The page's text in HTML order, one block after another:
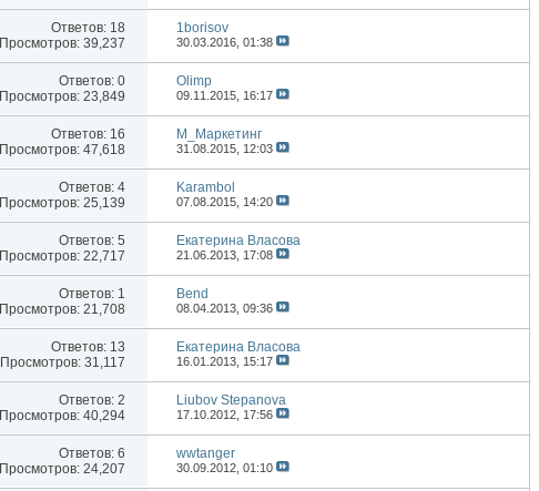
Ответов: 18
Просмотров: 39,237
1borisov
30.03.2016,01:38
Ответов: 0
Просмотров: 23,849
Olimp
09.11.2015, 16:17
Ответов: 16
Просмотров: 47,618
М_Маркетинг
31.08.2015, 12:03
Ответов: 4
Просмотров: 25,139
Karambol
07.08.2015, 14:20
Ответов: 5
Просмотров: 22,717
Екатерина Власова
21.06.2013, 17:08
Ответов: 1
Просмотров: 21,708
Bend
08.04.2013,09:36
Ответов: 13
Просмотров: 31,117
Екатерина Власова
16.01.2013, 15:17
Ответов: 2
Просмотров: 40,294
Liubov Stepanova
17.10.2012, 17:56
Ответов: 6
Просмотров: 24,207
wwtanger
30.09.2012,01:10